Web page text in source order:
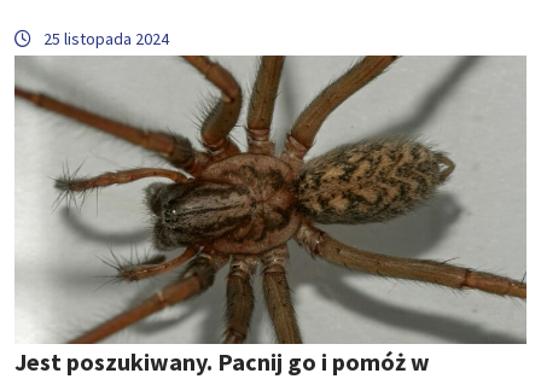
25 listopada 2024
Jest poszukiwany. Pacnij go i pomóż w